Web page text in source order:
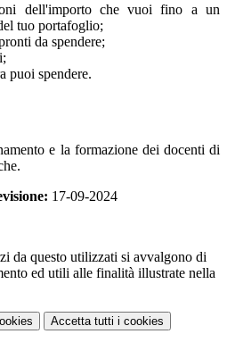
dell'importo che vuoi fino a un
tuo portafoglio;
da spendere;
puoi spendere.
e la formazione dei docenti di
17-09-2024
da questo utilizzati si avvalgono di
ed utili alle finalità illustrate nella
Accetta tutti i cookies